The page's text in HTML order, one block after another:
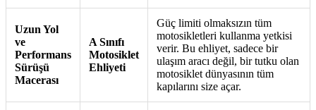
Uzun Yol
ve
Performans
Sürüşü
Macerası
A Sınıfı
Motosiklet
Ehliyeti
Güç limiti olmaksızın tüm
motosikletleri kullanma yetkisi
verir. Bu ehliyet, sadece bir
ulaşım aracı değil, bir tutku olan
motosiklet dünyasının tüm
kapılarını size açar.